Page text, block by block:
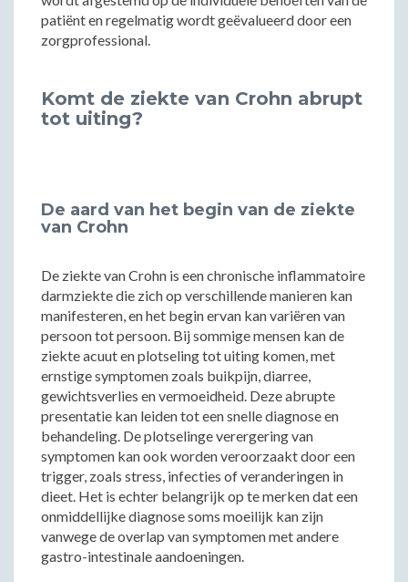
patiënt en regelmatig wordt geëvalueerd door een
zorgprofessional.
Komt de ziekte van Crohn abrupt
tot uiting?
De aard van het begin van de ziekte
van Crohn
De ziekte van Crohn is een chronische inflammatoire
darmziekte die zich op verschillende manieren kan
manifesteren, en het begin ervan kan variëren van
persoon tot persoon. Bij sommige mensen kan de
ziekte acuut en plotseling tot uiting komen, met
ernstige symptomen zoals buikpijn, diarree,
gewichtsverlies en vermoeidheid. Deze abrupte
presentatie kan leiden tot een snelle diagnose en
behandeling. De plotselinge verergering van
symptomen kan ook worden veroorzaakt door een
trigger, zoals stress, infecties of veranderingen in
dieet. Het is echter belangrijk op te merken dat een
onmiddellijke diagnose soms moeilijk kan zijn
vanwege de overlap van symptomen met andere
gastro-intestinale aandoeningen.